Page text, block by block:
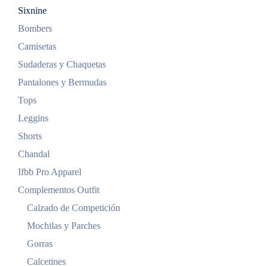
Sixnine
Bombers
Camisetas
Sudaderas y Chaquetas
Pantalones y Bermudas
Tops
Leggins
Shorts
Chandal
Ifbb Pro Apparel
Complementos Outfit
Calzado de Competición
Mochilas y Parches
Gorras
Calcetines